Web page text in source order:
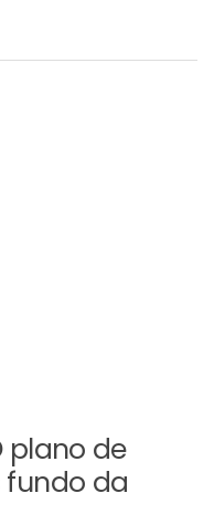
plano de
fundo da